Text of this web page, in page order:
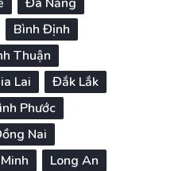
Bình Định
Thuận
Lai
Đắk Lắk
Phước
Nai
Long An